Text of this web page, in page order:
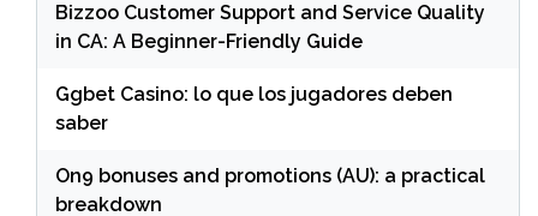
Bizzoo Customer Support and Service Quality
in CA: A Beginner-Friendly Guide
Ggbet Casino: lo que los jugadores deben
saber
On9 bonuses and promotions (AU): a practical
breakdown